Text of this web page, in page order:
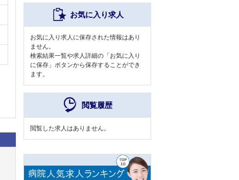
お気に入り求人
お気に入り求人に保存された情報はあり
ません。
検索結果一覧や求人詳細の「お気に入り
に保存」ボタンから保存することができ
ます。
閲覧履歴
閲覧した求人はありません。